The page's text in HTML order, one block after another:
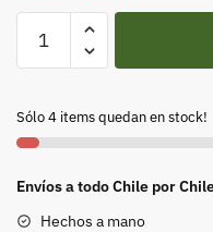
ARBOL
A.
HOFFMANN
cantidad
Sólo 4 items quedan en stock!
Envíos a todo Chile por
Hechos a mano